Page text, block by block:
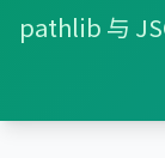
pathlib 与